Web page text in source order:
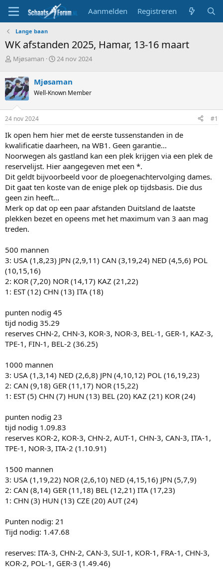
Aanmelden Registreren
Lange baan
WK afstanden 2025, Hamar, 13-16 maart
T
p
i
c
s
t
a
t
e
r
Mjøsaman
S
r
t
a
m
24 nov 2024
Mjøsaman
Well-Known Member
24 nov 2024 #1
Ik open hem hier met de eerste tussenstanden in de
kwalificatie daarheen, na WB1. Geen garantie...
Noorwegen als gastland kan een plek krijgen via een plek de
reservelijst. Hier aangegeven met een *.
Dit geldt bijvoorbeeld voor de ploegenachtervolging dames.
Dit gaat ten koste van de enige plek op tijdsbasis. Die dus
geen zin heeft...
Merk op dat op een paar afstanden Duitsland de laatste
plekken bezet en opeens met het maximum van 3 aan mag
treden.
500 mannen
3: USA (1,8,23) JPN (2,9,11) CAN (3,19,24) NED (4,5,6) POL
(10,15,16)
2: KOR (7,20) NOR (14,17) KAZ (21,22)
1: EST (12) CHN (13) ITA (18)
punten nodig 45
tijd nodig 35.29
reserves CHN-2, CHN-3, KOR-3, NOR-3, BEL-1, GER-1, KAZ-3,
TPE-1, FIN-1, BEL-2 (36.25)
1000 mannen
3: USA (1,3,14) NED (2,6,8) JPN (4,10,12) POL (16,19,23)
2: CAN (9,18) GER (11,17) NOR (15,22)
1: EST (5) CHN (7) HUN (13) BEL (20) KAZ (21) KOR (24)
punten nodig 23
tijd nodig 1.09.83
reserves KOR-2, KOR-3, CHN-2, AUT-1, CHN-3, CAN-3, ITA-1,
TPE-1, NOR-3, ITA-2 (1.10.91)
1500 mannen
3: USA (1,19,22) NOR (2,6,10) NED (4,15,16) JPN (5,7,9)
2: CAN (8,14) GER (11,18) BEL (12,21) ITA (17,23)
1: CHN (3) HUN (13) CZE (20) AUT (24)
Punten nodig: 21
Tijd nodig: 1.47.68
reserves: ITA-3, CHN-2, CAN-3, SUI-1, KOR-1, FRA-1, CHN-3,
KOR-2, POL-1, GER-3 (1.49.46)